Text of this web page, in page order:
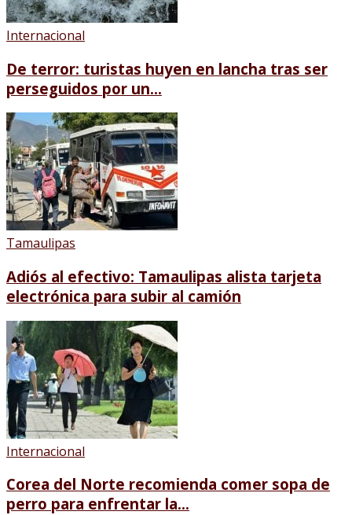
Internacional
De terror: turistas huyen en lancha tras ser
perseguidos por un...
Tamaulipas
Adiós al efectivo: Tamaulipas alista tarjeta
electrónica para subir al camión
Internacional
Corea del Norte recomienda comer sopa de
perro para enfrentar la...